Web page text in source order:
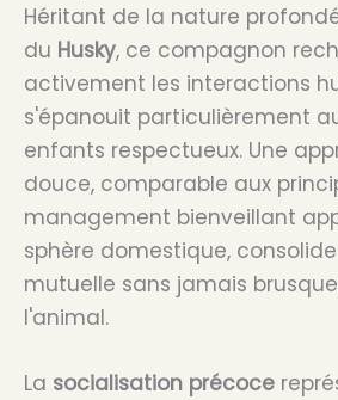
Héritant de la nature
du Husky, ce compagnon
activement les interactions
s'épanouit particulièrement
enfants respectueux. Une
douce, comparable aux
management bienveillant
sphère domestique,
mutuelle sans jamais
l'animal.
La socialisation précoce